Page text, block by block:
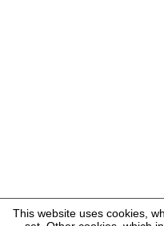
This website uses cookies,